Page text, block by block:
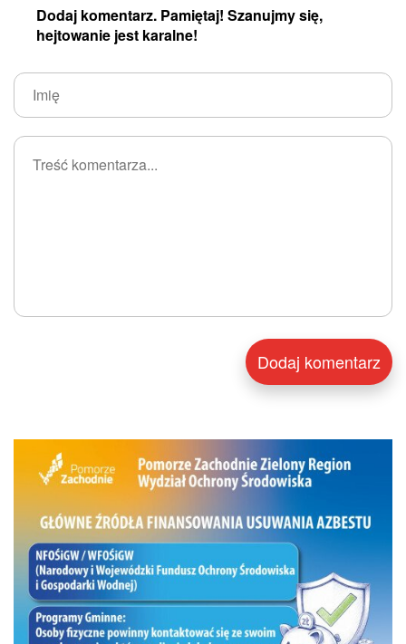
Dodaj komentarz. Pamiętaj! Szanujmy się,
hejtowanie jest karalne!